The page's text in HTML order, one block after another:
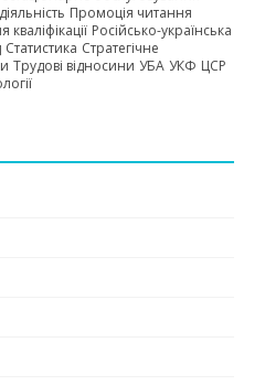
Промоція читання
Російсько-українська
Статистика Стратегічне
Трудові відносини УБА УКФ ЦСР